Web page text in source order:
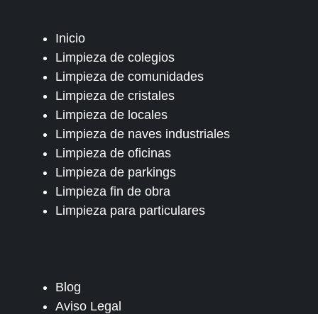
Inicio
Limpieza de colegios
Limpieza de comunidades
Limpieza de cristales
Limpieza de locales
Limpieza de naves industriales
Limpieza de oficinas
Limpieza de parkings
Limpieza fin de obra
Limpieza para particulares
Blog
Aviso Legal